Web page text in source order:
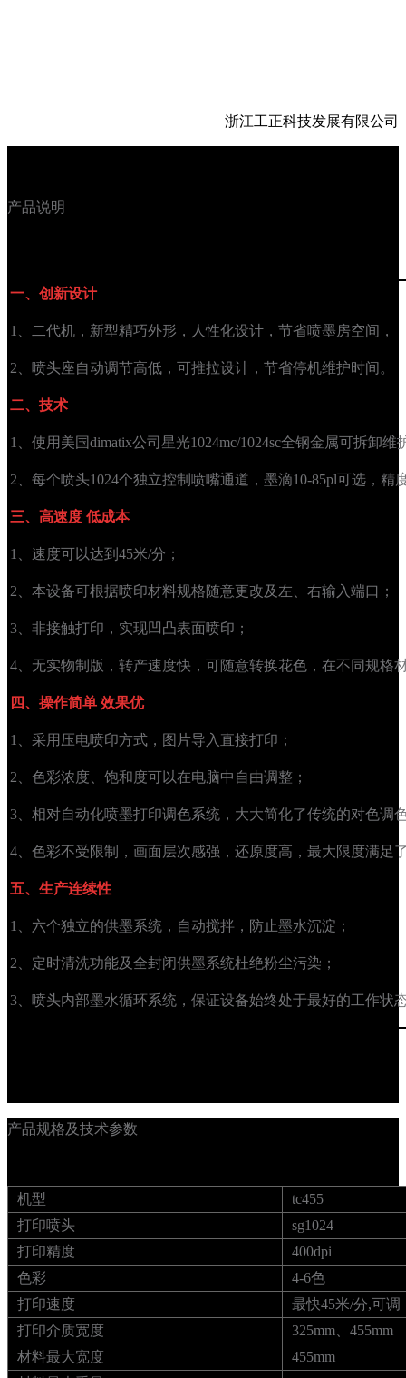
浙江工正科技发展有限公司
产品说明
一、创新设计
1、二代机，新型精巧外形，人性化设计，节省喷墨房空间，
2、喷头座自动调节高低，可推拉设计，节省停机维护时间。
二、技术
1、使用美国dimatix公司星光1024mc/1024sc全钢金属可拆卸维
2、每个喷头1024个独立控制喷嘴通道，墨滴10-85pl可选，精
三、高速度 低成本
1、速度可以达到45米/分；
2、本设备可根据喷印材料规格随意更改及左、右输入端口；
3、非接触打印，实现凹凸表面喷印；
4、无实物制版，转产速度快，可随意转换花色，在不同规格
四、操作简单 效果优
1、采用压电喷印方式，图片导入直接打印；
2、色彩浓度、饱和度可以在电脑中自由调整；
3、相对自动化喷墨打印调色系统，大大简化了传统的对色调
4、色彩不受限制，画面层次感强，还原度高，最大限度满足
五、生产连续性
1、六个独立的供墨系统，自动搅拌，防止墨水沉淀；
2、定时清洗功能及全封闭供墨系统杜绝粉尘污染；
3、喷头内部墨水循环系统，保证设备始终处于最好的工作状
产品规格及技术参数
机型
tc455
打印喷头
sg1024
打印精度
400dpi
色彩
4-6色
打印速度
最快45米/分,可调
打印介质宽度
325mm、455mm
材料最大宽度
455mm